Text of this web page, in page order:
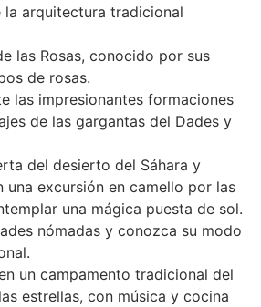
la arquitectura tradicional
las Rosas, conocido por sus
de rosas.
las impresionantes formaciones
de las gargantas del Dades y
del desierto del Sáhara y
una excursión en camello por las
una mágica puesta de sol.
nómadas y conozca su modo
un campamento tradicional del
estrellas, con música y cocina